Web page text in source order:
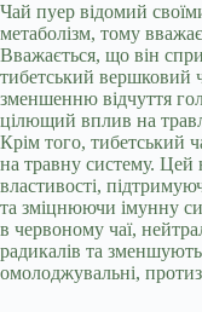
Чай пуер відомий
метаболізм, тому
Вважається, що він
тибетський вершковий
зменшенню відчуття
цілющий вплив на
Крім того, тибетський
на травну систему. Цей
властивості,
та зміцнюючи імунну
в червоному чаї,
радикалів та
омолоджувальні,